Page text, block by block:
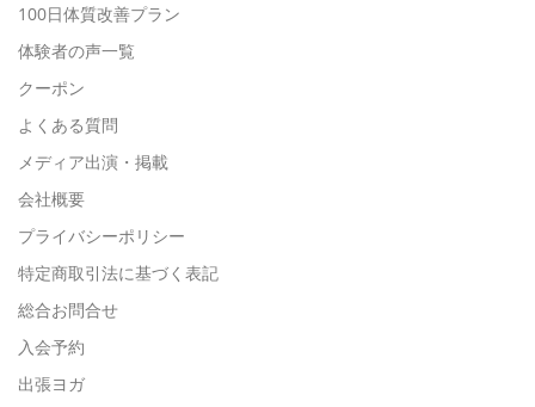
100日体質改善プラン
体験者の声一覧
クーポン
よくある質問
メディア出演・掲載
会社概要
プライバシーポリシー
特定商取引法に基づく表記
総合お問合せ
入会予約
出張ヨガ